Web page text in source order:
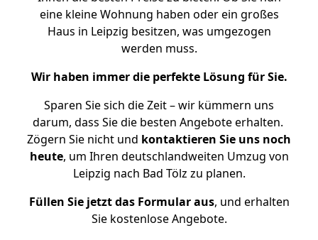
eine kleine Wohnung haben oder ein großes
Haus in Leipzig besitzen, was umgezogen
werden muss.
Wir haben immer die perfekte Lösung für Sie.
Sparen Sie sich die Zeit – wir kümmern uns
darum, dass Sie die besten Angebote erhalten.
Zögern Sie nicht und kontaktieren Sie uns noch
heute, um Ihren deutschlandweiten Umzug von
Leipzig nach Bad Tölz zu planen.
Füllen Sie jetzt das Formular aus, und erhalten
Sie kostenlose Angebote.